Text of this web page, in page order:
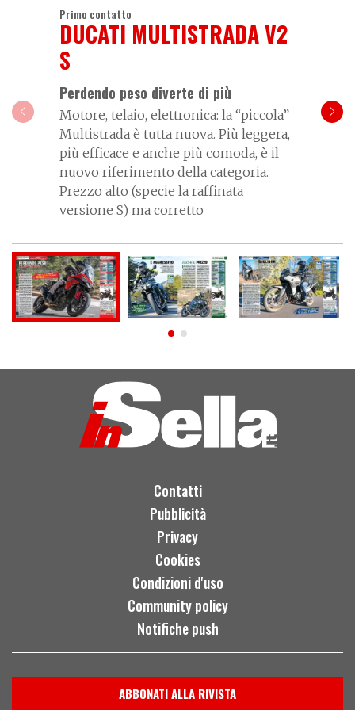
Primo contatto
DUCATI MULTISTRADA V2
S
Perdendo peso diverte di più
Motore, telaio, elettronica: la “piccola”
Multistrada è tutta nuova. Più leggera,
più efficace e anche più comoda, è il
nuovo riferimento della categoria.
Prezzo alto (specie la raffinata
versione S) ma corretto
Contatti
Pubblicità
Privacy
Cookies
Condizioni d'uso
Community policy
Notifiche push
ABBONATI ALLA RIVISTA